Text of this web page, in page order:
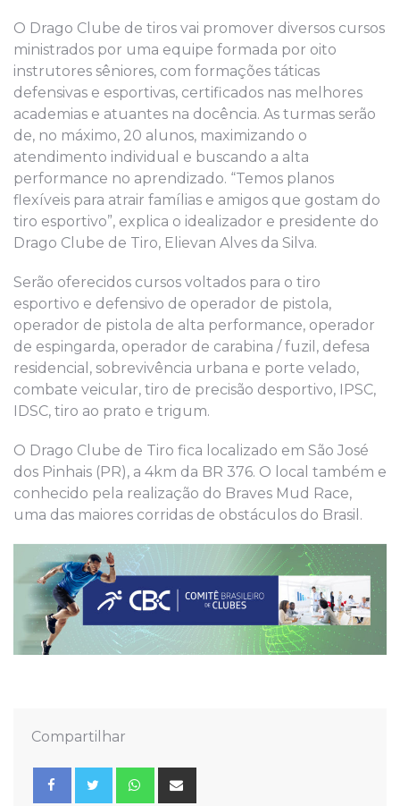
O Drago Clube de tiros vai promover diversos cursos
ministrados por uma equipe formada por oito
instrutores sêniores, com formações táticas
defensivas e esportivas, certificados nas melhores
academias e atuantes na docência. As turmas serão
de, no máximo, 20 alunos, maximizando o
atendimento individual e buscando a alta
performance no aprendizado. “Temos planos
flexíveis para atrair famílias e amigos que gostam do
tiro esportivo”, explica o idealizador e presidente do
Drago Clube de Tiro, Elievan Alves da Silva.
Serão oferecidos cursos voltados para o tiro
esportivo e defensivo de operador de pistola,
operador de pistola de alta performance, operador
de espingarda, operador de carabina / fuzil, defesa
residencial, sobrevivência urbana e porte velado,
combate veicular, tiro de precisão desportivo, IPSC,
IDSC, tiro ao prato e trigum.
O Drago Clube de Tiro fica localizado em São José
dos Pinhais (PR), a 4km da BR 376. O local também e
conhecido pela realização do Braves Mud Race,
uma das maiores corridas de obstáculos do Brasil.
Compartilhar
Whatsapp